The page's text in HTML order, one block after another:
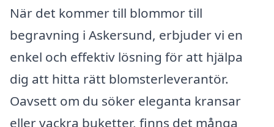
När det kommer till blommor till
begravning i Askersund, erbjuder vi en
enkel och effektiv lösning för att hjälpa
dig att hitta rätt blomsterleverantör.
Oavsett om du söker eleganta kransar
eller vackra buketter, finns det många